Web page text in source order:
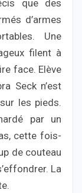
que des
d’armes
Une
filent à
face. Elève
Seck n’est
les pieds.
par un
cette fois-
de couteau
La